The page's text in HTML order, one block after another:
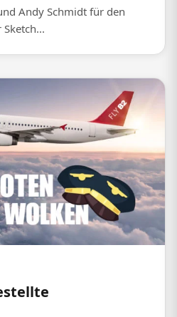
Andy Schmidt für den